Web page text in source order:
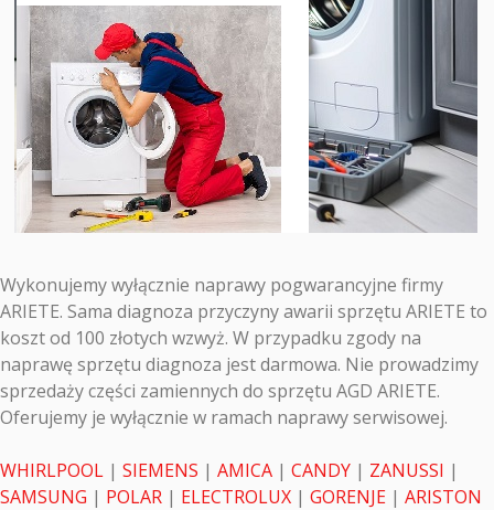
Wykonujemy wyłącznie naprawy pogwarancyjne firmy
ARIETE. Sama diagnoza przyczyny awarii sprzętu ARIETE to
koszt od 100 złotych wzwyż. W przypadku zgody na
naprawę sprzętu diagnoza jest darmowa. Nie prowadzimy
sprzedaży części zamiennych do sprzętu AGD ARIETE.
Oferujemy je wyłącznie w ramach naprawy serwisowej.
WHIRLPOOL | SIEMENS | AMICA | CANDY | ZANUSSI |
SAMSUNG | POLAR | ELECTROLUX | GORENJE | ARISTON